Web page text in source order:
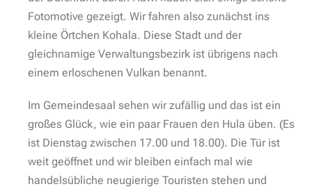
Fotomotive gezeigt. Wir fahren also zunächst ins
kleine Örtchen Kohala. Diese Stadt und der
gleichnamige Verwaltungsbezirk ist übrigens nach
einem erloschenen Vulkan benannt.
Im Gemeindesaal sehen wir zufällig und das ist ein
großes Glück, wie ein paar Frauen den Hula üben. (Es
ist Dienstag zwischen 17.00 und 18.00). Die Tür ist
weit geöffnet und wir bleiben einfach mal wie
handelsübliche neugierige Touristen stehen und